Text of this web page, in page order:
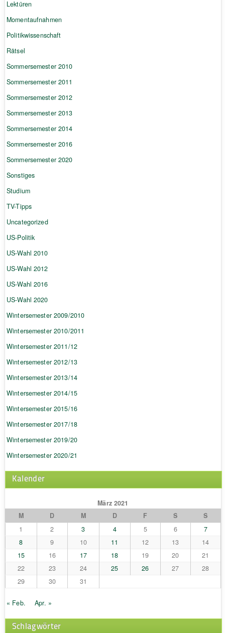
Lektüren
Momentaufnahmen
Politikwissenschaft
Rätsel
Sommersemester 2010
Sommersemester 2011
Sommersemester 2012
Sommersemester 2013
Sommersemester 2014
Sommersemester 2016
Sommersemester 2020
Sonstiges
Studium
TV-Tipps
Uncategorized
US-Politik
US-Wahl 2010
US-Wahl 2012
US-Wahl 2016
US-Wahl 2020
Wintersemester 2009/2010
Wintersemester 2010/2011
Wintersemester 2011/12
Wintersemester 2012/13
Wintersemester 2013/14
Wintersemester 2014/15
Wintersemester 2015/16
Wintersemester 2017/18
Wintersemester 2019/20
Wintersemester 2020/21
Kalender
März 2021
M
D M D F S
S
1
2 3 4 5 6
7
8
9 10 11 12 13
14
15
16 17 18 19 20
21
22
23 24 25 26 27
28
29
30 31
« Feb. Apr. »
Schlagwörter